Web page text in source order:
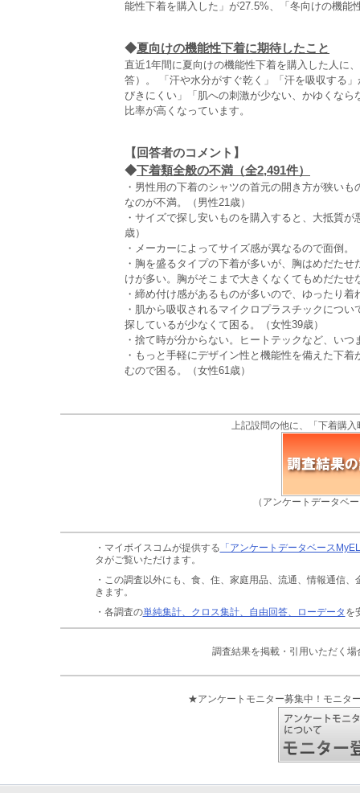
能性下着を購入した」が27.5%、「冬向けの機能
◆夏向けの機能性下着に期待したこと
直近1年間に夏向けの機能性下着を購入した人に
答）。 「汗や水分がすぐ乾く」「汗を吸収する
びきにくい」「肌への刺激が少ない、かゆくな
比率が高くなっています。
【回答者のコメント】
◆下着類全般の不満（全2,491件）
・男性用の下着のシャツの首元の開き方が狭い
なのが不満。（男性21歳）
・サイズで探し安いものを購入すると、大抵質
歳）
・メーカーによってサイズ感が異なるので面倒。
・胸を盛るタイプの下着が多いが、胸はめだた
けが多い。胸がそこまで大きくなくてもめだた
・締め付け感があるものが多いので、ゆったり
・肌から吸収されるマイクロプラスチックにつ
探しているが少なくて困る。（女性39歳）
・捨て時が分からない。ヒートテックなど、い
・もっと手軽にデザイン性と機能性を備えた下
むので困る。（女性61歳）
上記設問の他に、「下着購
（アンケートデータベ
・マイボイスコムが提供する 「アンケートデータベース
タがご覧いただけます。
・この調査以外にも、食、住、家庭用品、流通、情報通信、
きます。
・各調査の単純集計、クロス集計、自由回答、ローデータ を
調査結果を掲載・引用いただく場
★アンケートモニター募集中！モニタ